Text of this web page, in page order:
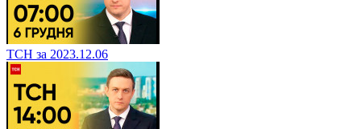
ТСН за 2023.12.06